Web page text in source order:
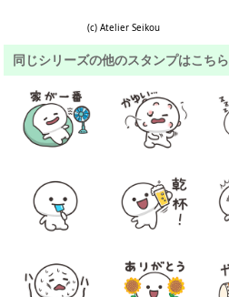
(c) Atelier Seikou
同じシリーズの他のスタンプはこちら